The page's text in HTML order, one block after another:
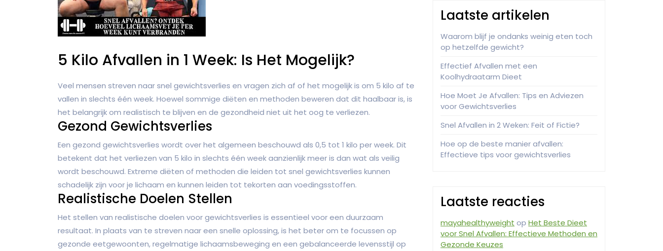
5 Kilo Afvallen in 1 Week: Is Het Mogelijk?
Veel mensen streven naar snel gewichtsverlies en vragen zich af of het mogelijk is om 5 kilo af te
vallen in slechts één week. Hoewel sommige diëten en methoden beweren dat dit haalbaar is, is
het belangrijk om realistisch te blijven en de gezondheid niet uit het oog te verliezen.
Gezond Gewichtsverlies
Een gezond gewichtsverlies wordt over het algemeen beschouwd als 0,5 tot 1 kilo per week. Dit
betekent dat het verliezen van 5 kilo in slechts één week aanzienlijk meer is dan wat als veilig
wordt beschouwd. Extreme diëten of methoden die leiden tot snel gewichtsverlies kunnen
schadelijk zijn voor je lichaam en kunnen leiden tot tekorten aan voedingsstoffen.
Realistische Doelen Stellen
Het stellen van realistische doelen voor gewichtsverlies is essentieel voor een duurzaam
resultaat. In plaats van te streven naar een snelle oplossing, is het beter om te focussen op
gezonde eetgewoonten, regelmatige lichaamsbeweging en een gebalanceerde levensstijl op
Laatste artikelen
Waarom blijf je ondanks weinig eten toch
op hetzelfde gewicht?
Effectief Afvallen met een
Koolhydraatarm Dieet
Hoe Moet Je Afvallen: Tips en Adviezen
voor Gewichtsverlies
Snel Afvallen in 2 Weken: Feit of Fictie?
Hoe op de beste manier afvallen:
Effectieve tips voor gewichtsverlies
Laatste reacties
mayahealthyweight op Het Beste Dieet
voor Snel Afvallen: Effectieve Methoden en
Gezonde Keuzes